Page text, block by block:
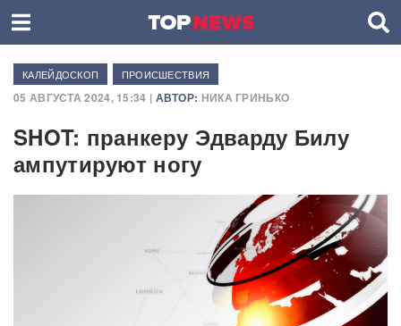
КАЛЕЙДОСКОП ПРОИСШЕСТВИЯ
05 АВГУСТА 2024, 15:34 | АВТОР: НИКА ГРИНЬКО
SHOT: пранкеру Эдварду Билу
ампутируют ногу